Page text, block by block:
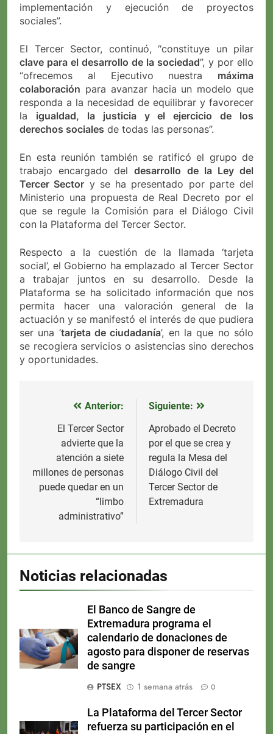
implementación y ejecución de proyectos
sociales”.
El Tercer Sector, continuó, “constituye un pilar
clave para el desarrollo de la sociedad”, y por ello
“ofrecemos al Ejecutivo nuestra máxima
colaboración para avanzar hacia un modelo que
responda a la necesidad de equilibrar y favorecer
la igualdad, la justicia y el ejercicio de los
derechos sociales de todas las personas”.
En esta reunión también se ratificó el grupo de
trabajo encargado deldesarrollo de la Ley del
Tercer Sector y se ha presentado por parte del
Ministerio una propuesta de Real Decreto por el
que se regule la Comisión para el Diálogo Civil
con la Plataforma del Tercer Sector.
Respecto a la cuestión de la llamada ‘tarjeta
social’, el Gobierno ha emplazado al Tercer Sector
a trabajar juntos en su desarrollo. Desde la
Plataforma se ha solicitado información que nos
permita hacer una valoración general de la
actuación y se manifestó el interés de que pudiera
ser una ‘tarjeta de ciudadanía’, en la que no sólo
se recogiera servicios o asistencias sino derechos
y oportunidades.
Navegación
entradas
Anterior:
El Tercer Sector
advierte que la
atención a siete
millones de personas
puede quedar en un
“limbo
administrativo”
Siguiente:
Aprobado el Decreto
por el que se crea y
regula la Mesa del
Diálogo Civil del
Tercer Sector de
Extremadura
Noticias relacionadas
El Banco de Sangre de
Extremadura programa el
calendario de donaciones de
agosto para disponer de reservas
de sangre
PTSEX
1 semana atrás 0
La Plataforma del Tercer Sector
refuerza su participación en el